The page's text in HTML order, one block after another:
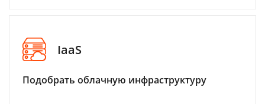
IaaS
Подобрать облачную инфраструктуру